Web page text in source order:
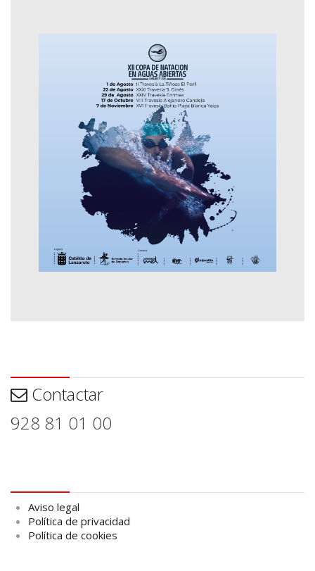
Contactar
928 81 01 00
Aviso legal
Política de privacidad
Política de cookies